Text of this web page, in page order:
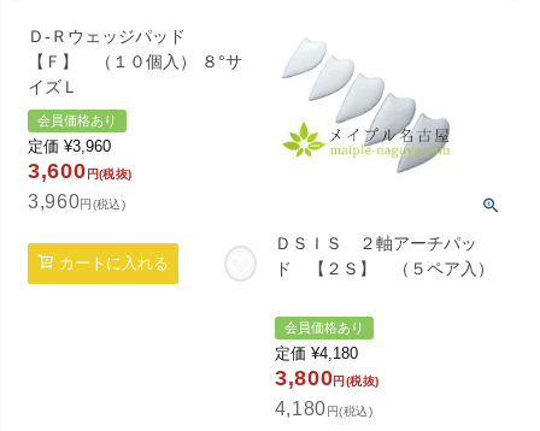
Ｄ-Ｒウェッジパッド
【Ｆ】 （１０個入） ８°サ
イズＬ
会員価格あり
定価 ¥3,960
3,600 円(税抜)
3,960円(税込)
カートに入れる
ＤＳＩＳ ２軸アーチパッ
ド 【２Ｓ】 （５ペア入）
会員価格あり
定価 ¥4,180
3,800円(税抜)
4,180円(税込)